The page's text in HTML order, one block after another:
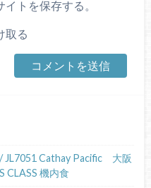
トを保存する。
取る
JL7051 Cathay Pacific 大阪
機内食